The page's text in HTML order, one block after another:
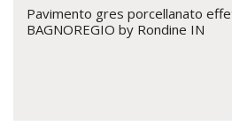
Pavimento gres porcellanato
BAGNOREGIO by Rondine IN